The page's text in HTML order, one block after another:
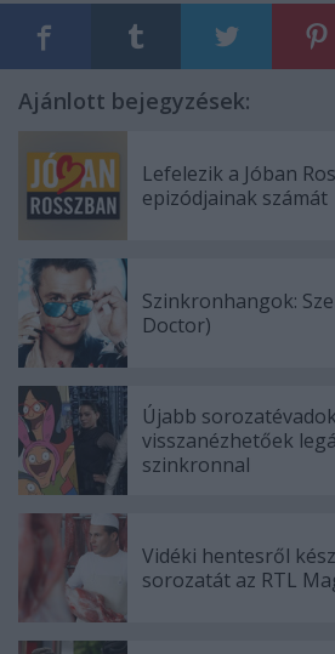
Ajánlott bejegyzések:
Lefelezik a Jóban
epizódjainak számát
Szinkronhangok:
Doctor)
Újabb
visszanézhetőek
szinkronnal
Vidéki hentesről
sorozatát az RTL